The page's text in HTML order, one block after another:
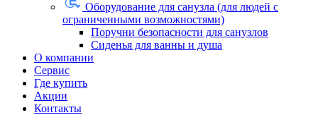
Оборудование для санузла (для людей с
ограниченными возможностями)
Поручни безопасности для санузлов
Сиденья для ванны и душа
О компании
Сервис
Где купить
Акции
Контакты